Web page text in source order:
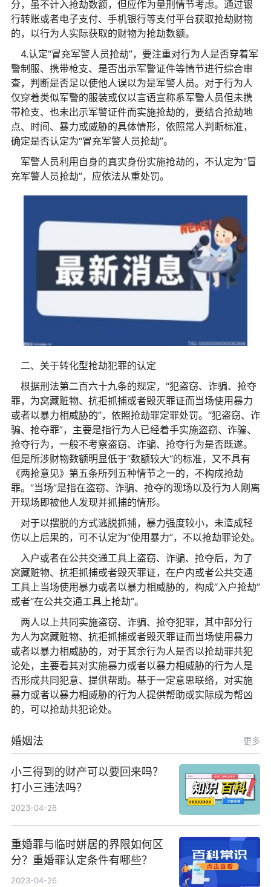
分，虽不计入抢劫数额，但应作为量刑情节考虑。通过银
行转账或者电子支付、手机银行等支付平台获取抢劫财物
的，以行为人实际获取的财物为抢劫数额。
4.认定“冒充军警人员抢劫”，要注重对行为人是否穿着军
警制服、携带枪支、是否出示军警证件等情节进行综合审
查，判断是否足以使他人误以为是军警人员。对于行为人
仅穿着类似军警的服装或仅以言语宣称系军警人员但未携
带枪支、也未出示军警证件而实施抢劫的，要结合抢劫地
点、时间、暴力或威胁的具体情形，依照常人判断标准，
确定是否认定为“冒充军警人员抢劫”。
军警人员利用自身的真实身份实施抢劫的，不认定为“冒
充军警人员抢劫”，应依法从重处罚。
二、关于转化型抢劫犯罪的认定
根据刑法第二百六十九条的规定，“犯盗窃、诈骗、抢夺
罪，为窝藏赃物、抗拒抓捕或者毁灭罪证而当场使用暴力
或者以暴力相威胁的”，依照抢劫罪定罪处罚。“犯盗窃、诈
骗、抢夺罪”，主要是指行为人已经着手实施盗窃、诈骗、
抢夺行为，一般不考察盗窃、诈骗、抢夺行为是否既遂。
但是所涉财物数额明显低于“数额较大”的标准，又不具有
《两抢意见》第五条所列五种情节之一的，不构成抢劫
罪。“当场”是指在盗窃、诈骗、抢夺的现场以及行为人刚离
开现场即被他人发现并抓捕的情形。
对于以摆脱的方式逃脱抓捕，暴力强度较小，未造成轻
伤以上后果的，可不认定为“使用暴力”，不以抢劫罪论处。
入户或者在公共交通工具上盗窃、诈骗、抢夺后，为了
窝藏赃物、抗拒抓捕或者毁灭罪证，在户内或者公共交通
工具上当场使用暴力或者以暴力相威胁的，构成“入户抢劫”
或者“在公共交通工具上抢劫”。
两人以上共同实施盗窃、诈骗、抢夺犯罪，其中部分行
为人为窝藏赃物、抗拒抓捕或者毁灭罪证而当场使用暴力
或者以暴力相威胁的，对于其余行为人是否以抢劫罪共犯
论处，主要看其对实施暴力或者以暴力相威胁的行为人是
否形成共同犯意、提供帮助。基于一定意思联络，对实施
暴力或者以暴力相威胁的行为人提供帮助或实际成为帮凶
的，可以抢劫共犯论处。
婚姻法 更多
小三得到的财产可以要回来吗？
打小三违法吗？
2023-04-26
重婚罪与临时姘居的界限如何区
分？重婚罪认定条件有哪些？
2023-04-26